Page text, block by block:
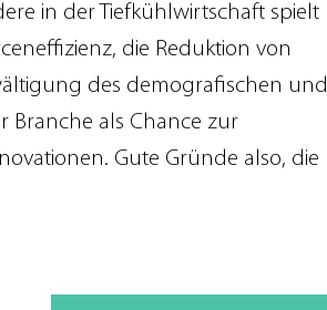
in der Tiefkühlwirtschaft spielt
die Reduktion von
des demografischen und
Branche als Chance zur
Gute Gründe also, die